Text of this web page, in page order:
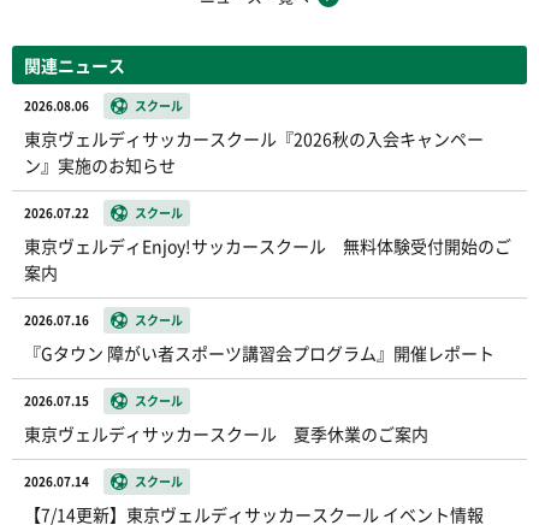
関連ニュース
2026.08.06 スクール
東京ヴェルディサッカースクール『2026秋の入会キャンペー
ン』実施のお知らせ
2026.07.22 スクール
東京ヴェルディEnjoy!サッカースクール 無料体験受付開始のご
案内
2026.07.16 スクール
『Gタウン 障がい者スポーツ講習会プログラム』開催レポート
2026.07.15 スクール
東京ヴェルディサッカースクール 夏季休業のご案内
2026.07.14 スクール
【7/14更新】東京ヴェルディサッカースクール イベント情報